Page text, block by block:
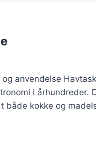
anvendelse
i århundreder.
både kokke og